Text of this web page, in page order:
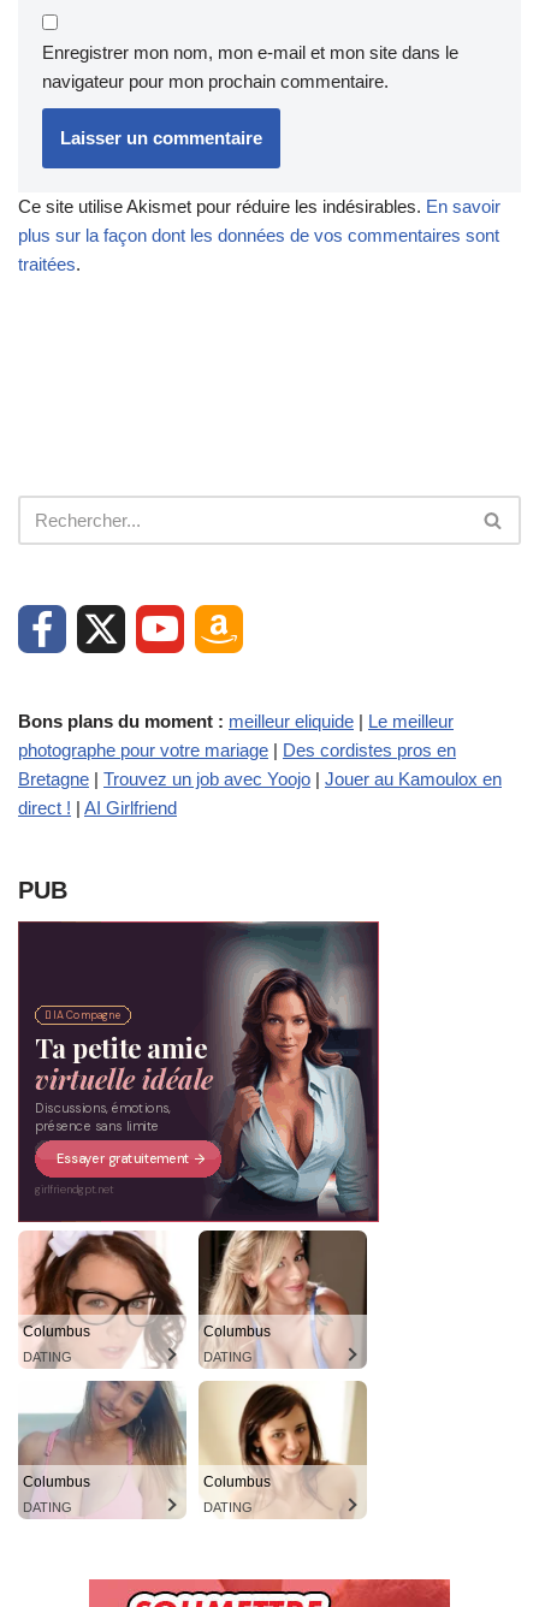
Enregistrer mon nom, mon e-mail et mon site dans le
navigateur pour mon prochain commentaire.
Ce site utilise Akismet pour réduire les indésirables. En savoir
plus sur la façon dont les données de vos commentaires sont
traitées.
Bons plans du moment : meilleur eliquide | Le meilleur
photographe pour votre mariage | Des cordistes pros en
Bretagne | Trouvez un job avec Yoojo | Jouer au Kamoulox en
direct ! | AI Girlfriend
PUB
Columbus
DATING
Columbus
DATING
Columbus
DATING
Columbus
DATING